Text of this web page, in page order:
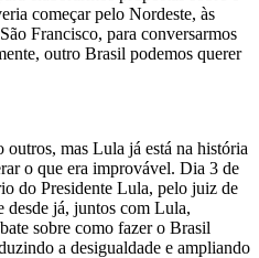
começar pelo Nordeste, às
Francisco, para conversarmos
outro Brasil podemos querer
mas Lula já está na história
o que era improvável. Dia 3 de
do Presidente Lula, pelo juiz de
desde já, juntos com Lula,
sobre como fazer o Brasil
a desigualdade e ampliando